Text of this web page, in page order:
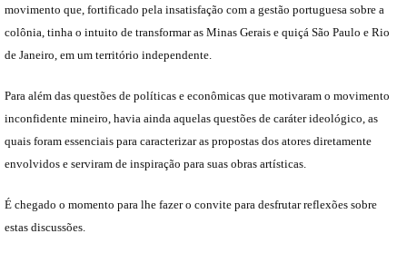
movimento que, fortificado pela insatisfação com a gestão portuguesa sobre a
colônia, tinha o intuito de transformar as Minas Gerais e quiçá São Paulo e Rio
de Janeiro, em um território independente.
Para além das questões de políticas e econômicas que motivaram o movimento
inconfidente mineiro, havia ainda aquelas questões de caráter ideológico, as
quais foram essenciais para caracterizar as propostas dos atores diretamente
envolvidos e serviram de inspiração para suas obras artísticas.
É chegado o momento para lhe fazer o convite para desfrutar reflexões sobre
estas discussões.